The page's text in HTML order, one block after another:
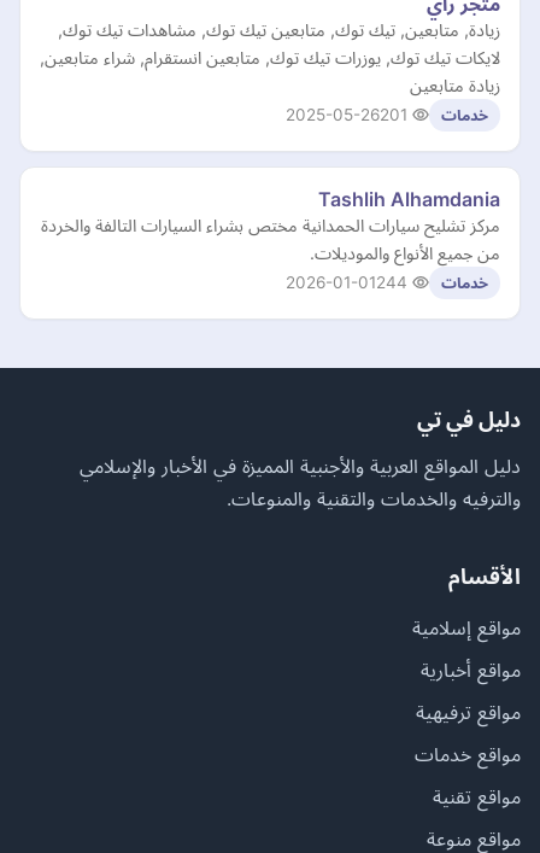
زيادة, متابعين, تيك توك, متابعين تيك توك, مشاهدات تيك توك,
لايكات تيك توك, يوزرات تيك توك, متابعين انستقرام, شراء متابعين,
زيادة متابعين
خدمات 2025-05-26
Tashlih Alhamdania
مركز تشليح سيارات الحمدانية مختص بشراء السيارات التالفة والخردة
من جميع الأنواع والموديلات.
خدمات 2026-01-01
دليل في تي
دليل المواقع العربية والأجنبية المميزة في الأخبار والإسلامي
والترفيه والخدمات والتقنية والمنوعات.
الأقسام
مواقع إسلامية
مواقع أخبارية
مواقع ترفيهية
مواقع خدمات
مواقع تقنية
مواقع منوعة